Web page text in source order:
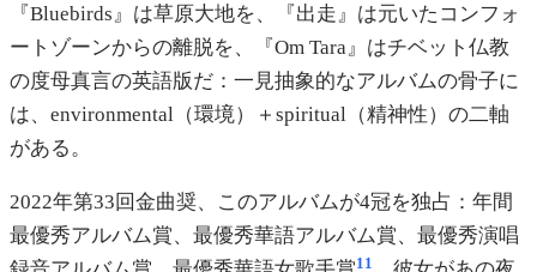
『Bluebirds』は草原大地を、『出走』は元いたコンフォ
ートゾーンからの離脱を、『Om Tara』はチベット仏教
の度母真言の英語版だ：一見抽象的なアルバムの骨子に
は、environmental（環境）＋spiritual（精神性）の二軸
がある。
2022年第33回金曲奨、このアルバムが4冠を独占：年間
最優秀アルバム賞、最優秀華語アルバム賞、最優秀演唱
11